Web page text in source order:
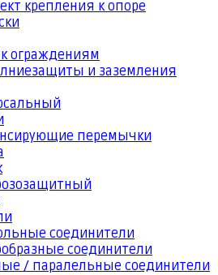
крепления к опоре
ограждениям
и заземления
перемычки
соединители
соединители
/ паралельные соединители